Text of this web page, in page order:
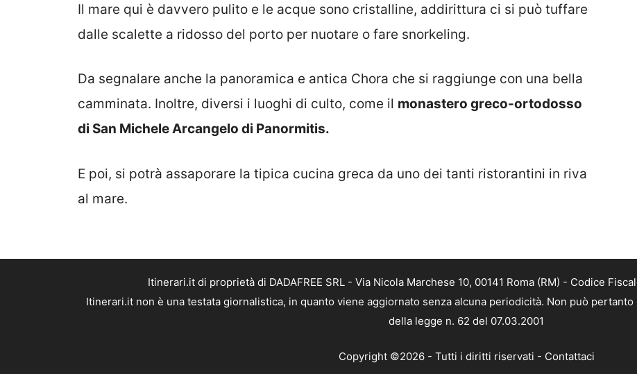
Il mare qui è davvero pulito e le acque sono cristalline, addirittura ci si può tuffare
dalle scalette a ridosso del porto per nuotare o fare snorkeling.
Da segnalare anche la panoramica e antica Chora che si raggiunge con una bella
camminata. Inoltre, diversi i luoghi di culto, come il monastero greco-ortodosso
di San Michele Arcangelo di Panormitis.
E poi, si potrà assaporare la tipica cucina greca da uno dei tanti ristorantini in riva
al mare.
Itinerari.it di proprietà di DADAFREE SRL - Via Nicola Marchese 10, 00141 Roma (RM) - Codice
Itinerari.it non è una testata giornalistica, in quanto viene aggiornato senza alcuna periodicità. Non può
della legge n. 62 del 07.03.2001
Copyright ©2026 - Tutti i diritti riservati - Contattaci